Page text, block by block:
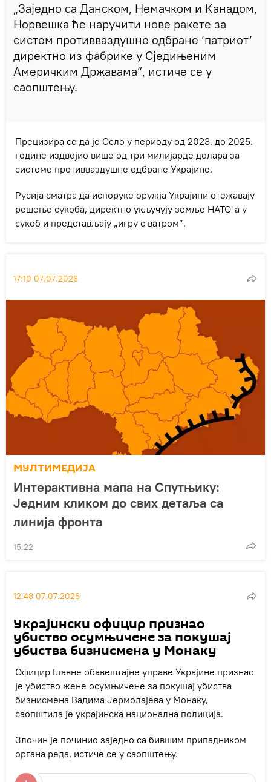
„Заједно са Данском, Немачком и Канадом,
Норвешка ће наручити нове ракете за
систем противваздушне одбране ’патриот’
директно из фабрике у Сједињеним
Америчким Државама”, истиче се у
саопштењу.
Прецизира се да је Осло у периоду од 2023. до 2025.
године издвојио више од три милијарде долара за
системе противваздушне одбране Украјине.
Русија сматра да испоруке оружја Украјини отежавају
решење сукоба, директно укључују земље НАТО-а у
сукоб и представљају „игру с ватром”.
17:10 07.07.2026
МУЛТИМЕДИЈА
Интерактивна мапа на Спутњику:
Једним кликом до свих детаља са
линија фронта
15:22
12:48 07.07.2026
Украјински официр признао
убиство осумњичене за покушај
убиства бизнисмена у Монаку
Официр Главне обавештајне управе Украјине признао
је убиство жене осумњичене за покушај убиства
бизнисмена Вадима Јермолајева у Монаку,
саопштила је украјинска национална полиција.
Злочин је починио заједно са бившим припадником
органа реда, истиче се у саопштењу.